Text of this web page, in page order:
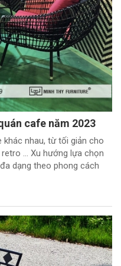
cafe năm 2023
nhau, từ tối giản cho
… Xu hướng lựa chọn
dạng theo phong cách